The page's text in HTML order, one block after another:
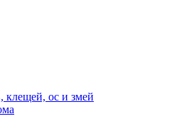
клещей, ос и змей